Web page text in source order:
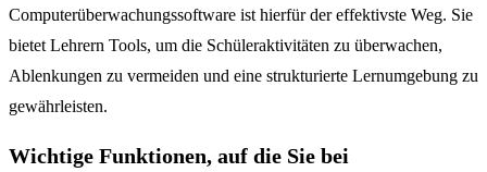
Computerüberwachungssoftware ist hierfür der effektivste Weg. Sie
bietet Lehrern Tools, um die Schüleraktivitäten zu überwachen,
Ablenkungen zu vermeiden und eine strukturierte Lernumgebung zu
gewährleisten.
Wichtige Funktionen, auf die Sie bei